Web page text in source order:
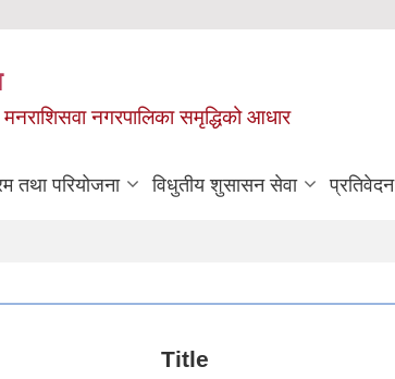
मनराशिसवा नगरपालिका समृद्धिको आधार
तथा परियोजना विधुतीय शुसासन सेवा प्रतिवेदन
Title